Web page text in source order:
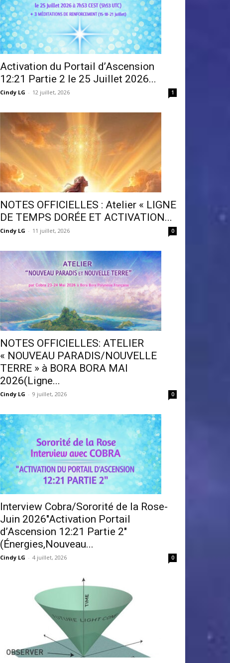
Activation du Portail d’Ascension
12:21 Partie 2 le 25 Juillet 2026...
Cindy LG - 12 juillet, 2026 1
NOTES OFFICIELLES : Atelier « LIGNE
DE TEMPS DORÉE ET ACTIVATION...
Cindy LG - 11 juillet, 2026 0
NOTES OFFICIELLES: ATELIER
« NOUVEAU PARADIS/NOUVELLE
TERRE » à BORA BORA MAI
2026(Ligne...
Cindy LG - 9 juillet, 2026 0
Interview Cobra/Sororité de la Rose-
Juin 2026″Activation Portail
d’Ascension 12:21 Partie 2″
(Énergies,Nouveau...
Cindy LG - 4 juillet, 2026 0